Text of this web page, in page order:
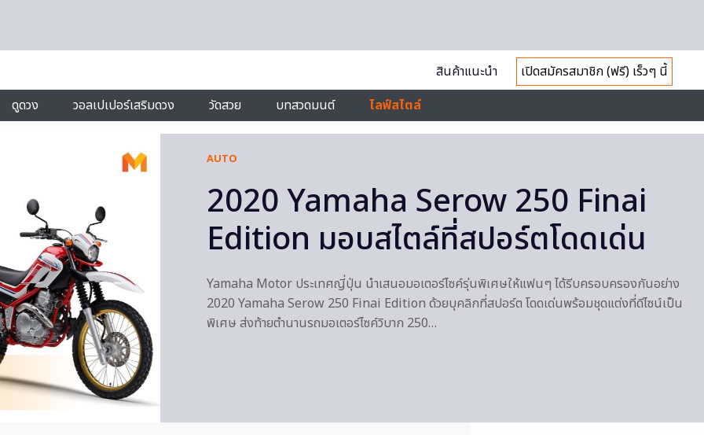
สินค้าแนะนำ
เปิดสมัครสมาชิก (ฟรี) เร็วๆ นี้
ดูดวง วอลเปเปอร์เสริมดวง วัดสวย บทสวดมนต์ ไลฟ์สไตล์
AUTO
2020 Yamaha Serow 250 Finai
Edition มอบสไตล์ที่สปอร์ตโดดเด่น
Yamaha Motor ประเทศญี่ปุ่น นำเสนอมอเตอร์ไซค์รุ่นพิเศษให้แฟนๆ ได้รีบครอบครองกันอย่าง
2020 Yamaha Serow 250 Finai Edition ด้วยบุคลิกที่สปอร์ต โดดเด่นพร้อมชุดแต่งที่ดีไซน์เป็น
พิเศษ ส่งท้ายตำนานรถมอเตอร์ไซค์วิบาก 250…